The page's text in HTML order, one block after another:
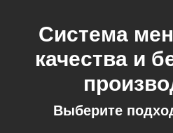
Система
качества и
Выберите